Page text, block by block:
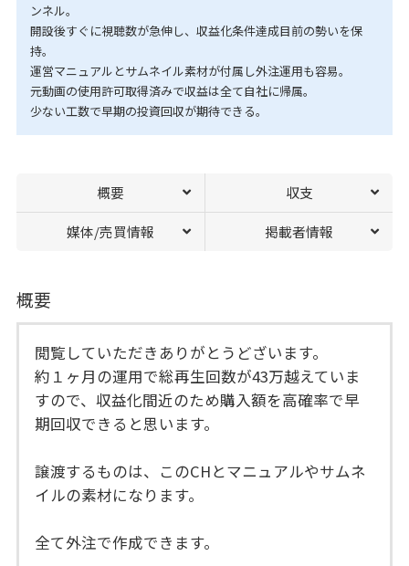
ンネル。
開設後すぐに視聴数が急伸し、収益化条件達成目前の勢いを保
持。
運営マニュアルとサムネイル素材が付属し外注運用も容易。
元動画の使用許可取得済みで収益は全て自社に帰属。
少ない工数で早期の投資回収が期待できる。
概要 収支
媒体/売買情報 掲載者情報
概要
閲覧していただきありがとうどざいます。
約１ヶ月の運用で総再生回数が43万越えていま
すので、収益化間近のため購入額を高確率で早
期回収できると思います。
譲渡するものは、このCHとマニュアルやサムネ
イルの素材になります。
全て外注で作成できます。